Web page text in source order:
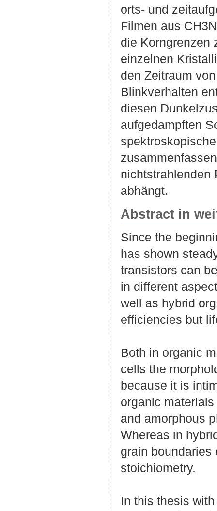
orts- und
Filmen aus
die Korngrenzen
einzelnen
den Zeitraum
Blinkverhalten
diesen
aufgedampften
nichtstrahlenden
abhängt.
Abstract in
Since the
has shown
transistors can
in different
well as hybrid
efficiencies but
Both in organic
cells the
because it is
organic
and amorphous
Whereas in
grain boundaries
stoichiometry.
In this thesis